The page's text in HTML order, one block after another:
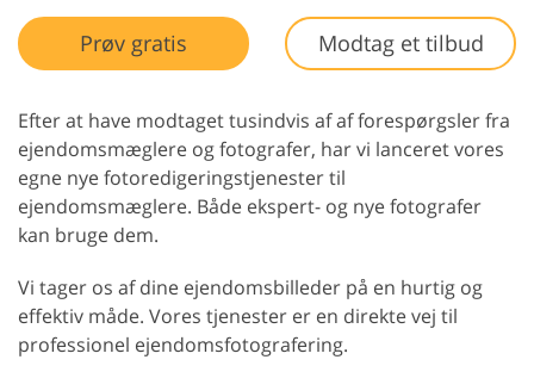
Prøv gratis Modtag et tilbud
Efter at have modtaget tusindvis af af forespørgsler fra
ejendomsmæglere og fotografer, har vi lanceret vores
egne nye fotoredigeringstjenester til
ejendomsmæglere. Både ekspert- og nye fotografer
kan bruge dem.
Vi tager os af dine ejendomsbilleder på en hurtig og
effektiv måde. Vores tjenester er en direkte vej til
professionel ejendomsfotografering.